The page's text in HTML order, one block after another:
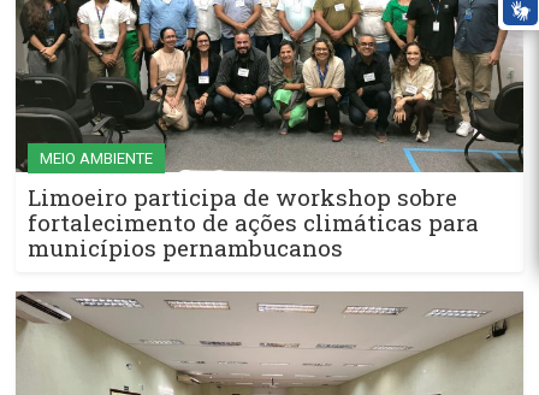
MEIO AMBIENTE
Limoeiro participa de workshop sobre
fortalecimento de ações climáticas para
municípios pernambucanos